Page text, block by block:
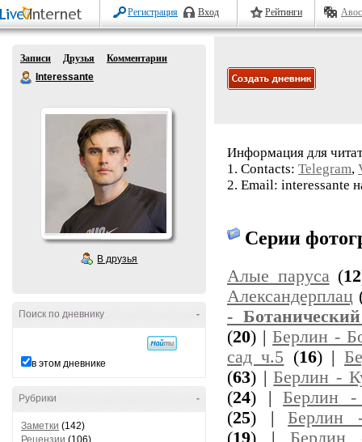
Регистрация Вход Рейтинги
Записи Друзья
Комментарии
Interessante
В друзья
-
Поиск по дневнику
в этом дневнике
-
Рубрики
Заметки (142)
Рецензии (106)
Информация для
1. Contacts: Telegram,
2. Email: interessante
Серии
Алые паруса(12
Александерплац
-
(20) |Берлин -
сад ч.5 (16) |
(63) |Берлин -
(24) |Берлин -
(25) |Берлин
(19) | Берлин